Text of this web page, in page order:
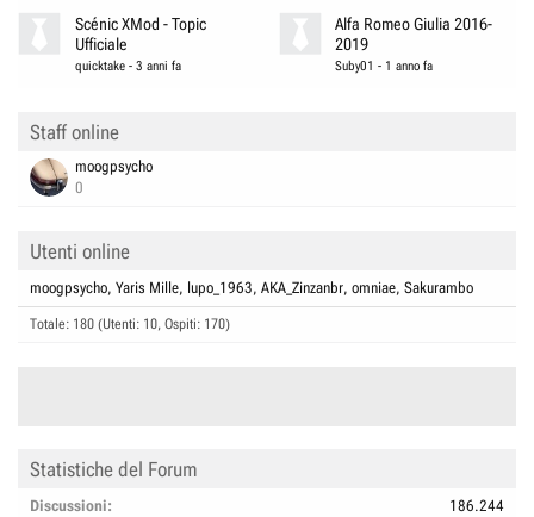
Scénic XMod - Topic
Ufficiale
quicktake -3 anni fa
Alfa Romeo Giulia 2016-
2019
Suby01 - 1 anno fa
Staff online
moogpsycho
0
Utenti online
moogpsycho Yaris Mille lupo_1963 AKA_Zinzanbr omniae Sakurambo
Totale: 180 (Utenti: 10, Ospiti: 170)
Statistiche del Forum
Discussioni
186.244